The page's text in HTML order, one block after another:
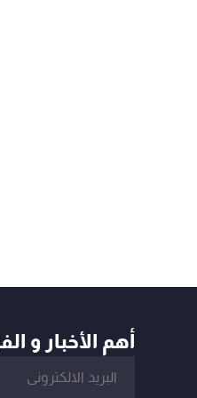
أهم الأخبار و